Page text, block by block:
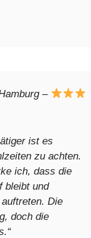
–
ist es
zu achten.
ich, dass die
bleibt und
Die
doch die